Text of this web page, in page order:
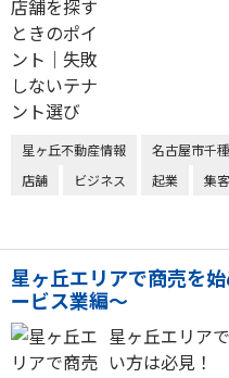
星ヶ丘不動産情報 名古屋市千
店舗
ビジネス 起業 集
星ヶ丘エリアで商売を
ービス業編～
星ヶ丘エリア
い方は必見！